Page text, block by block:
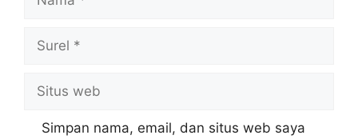
Surel
Situs
web
Simpan nama, email, dan situs web saya